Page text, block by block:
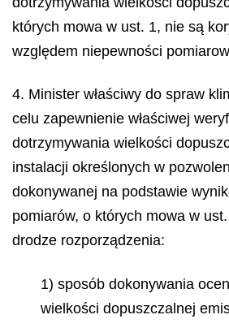
których mowa w ust. 1, nie są
względem niepewności
4. Minister właściwy do spraw
celu zapewnienie właściwej
dotrzymywania wielkości
instalacji określonych w
dokonywanej na podstawie
pomiarów, o których mowa w
drodze rozporządzenia:
1) sposób dokonywania
wielkości dopuszczalnej